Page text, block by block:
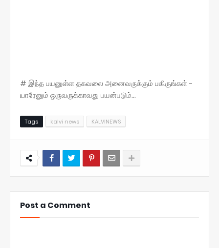
# இந்த பயனுள்ள தகவலை அனைவருக்கும் பகிருங்கள் -
யாரேனும் ஒருவருக்காவது பயன்படும்...
Tags kalvi news KALVINEWS
Post a Comment